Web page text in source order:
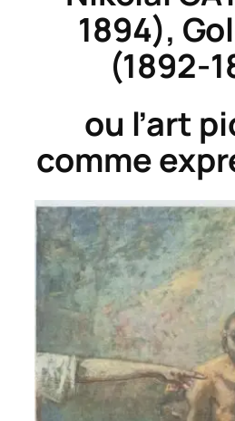
1894),
(1892-
ou l’art
comme